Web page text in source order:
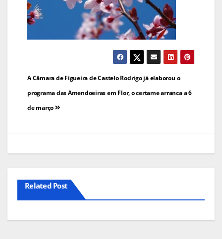
Navegação
de
artigos
A Câmara de Figueira de Castelo Rodrigo já elaborou o
programa das Amendoeiras em Flor, o certame arranca a 6
de março
Related Post